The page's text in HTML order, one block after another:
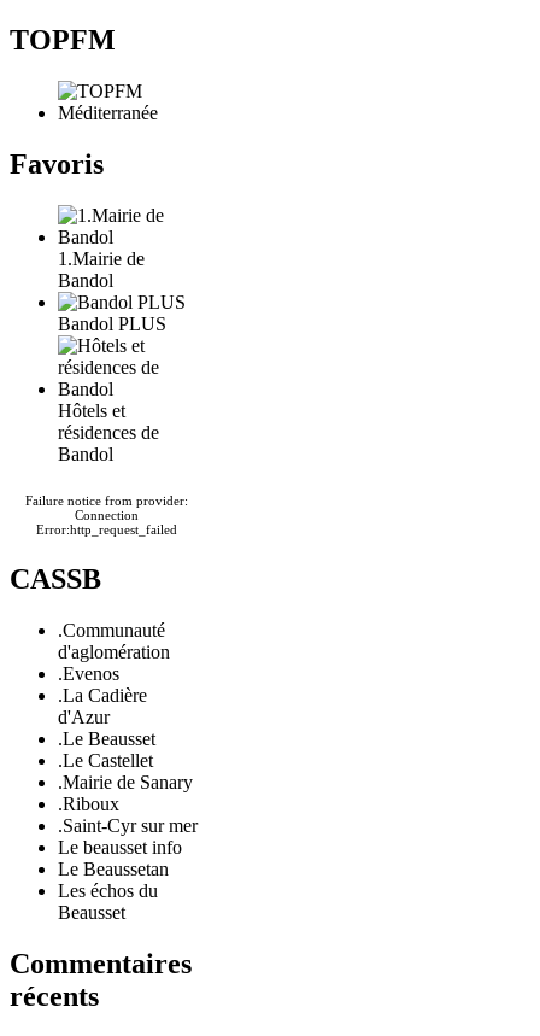
TOPFM
Favoris
1.Mairie de
Bandol
Bandol PLUS
Hôtels et
résidences de
Bandol
Failure notice from provider:
Connection
Error:http_request_failed
CASSB
.Communauté
d'aglomération
.Evenos
.La Cadière
d'Azur
.Le Beausset
.Le Castellet
.Mairie de Sanary
.Riboux
.Saint-Cyr sur mer
Le beausset info
Le Beaussetan
Les échos du
Beausset
Commentaires
récents